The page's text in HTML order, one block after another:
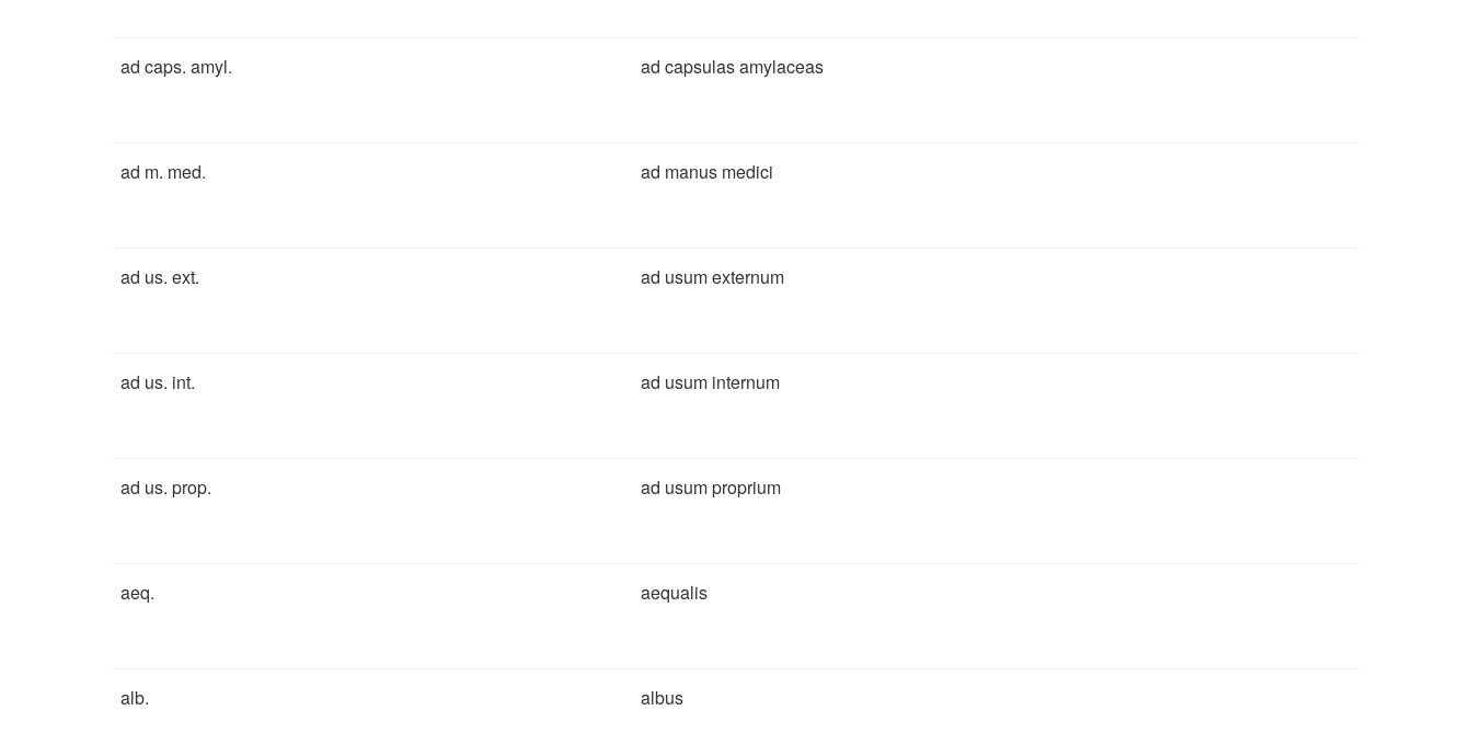
ad caps. amyl. ad capsulas amylaceas
ad m. med. ad manus medici
ad us. ext. ad usum externum
ad us. int. ad usum internum
ad us. prop. ad usum proprium
aeq. aequalis
alb. albus